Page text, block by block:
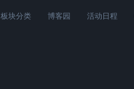
板块分类 博客园 活动日程